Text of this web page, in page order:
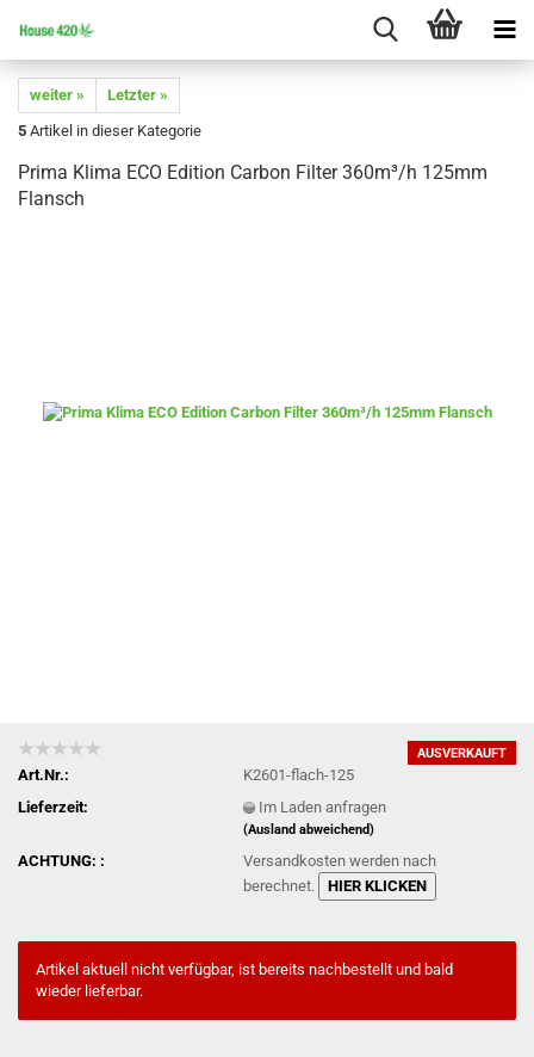
weiter »
Letzter »
5 Artikel in dieser Kategorie
Prima Klima ECO Edition Carbon Filter 360m³/h 125mm
Flansch
AUSVERKAUFT
Art.Nr.:
K2601-flach-125
Lieferzeit:
Im Laden anfragen
(Ausland abweichend)
ACHTUNG: :
Versandkosten werden nach
berechnet.
HIER KLICKEN
Artikel aktuell nicht verfügbar, ist bereits nachbestellt und bald
wieder lieferbar.